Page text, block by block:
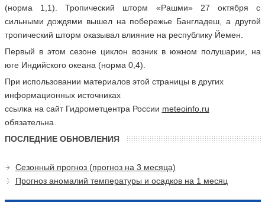
(норма 1,1). Тропический шторм «Рашми» 27 октября с
сильными дождями вышел на побережье Бангладеш, а другой
тропический шторм оказывал влияние на республику Йемен.
Первый в этом сезоне циклон возник в южном полушарии, на
юге Индийского океана (норма 0,4).
При использовании материалов этой страницы в других
информационных источниках
ссылка на сайт Гидрометцентра России meteoinfo.ru
обязательна.
ПОСЛЕДНИЕ ОБНОВЛЕНИЯ
Сезонный прогноз (прогноз на 3 месяца)
Прогноз аномалий температуры и осадков на 1 месяц